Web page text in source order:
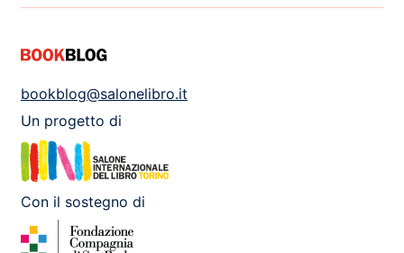
bookblog@salonelibro.it
Un progetto di
Con il sostegno di